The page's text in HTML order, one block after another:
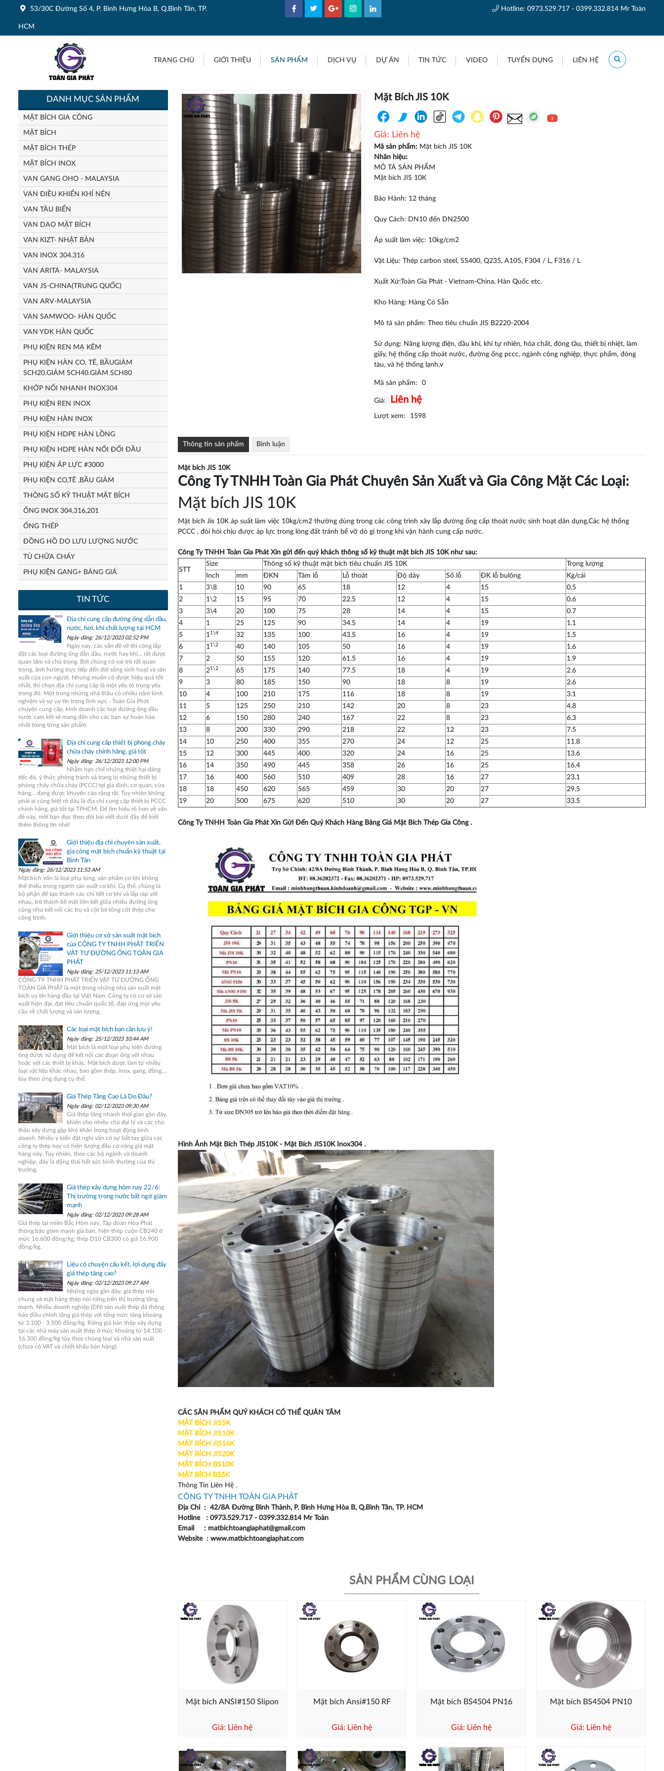
53/30C Đường Số 4, P. Bình Hưng Hòa B, Q.Bình Tân, TP.
HCM
Hotline: 0973.529.717 - 0399.332.814 Mr Toàn
TRANG CHỦ GIỚI THIỆU SẢN PHẨM DỊCH VỤ DỰ ÁN TIN TỨC VIDEO TUYỂN DỤNG LIÊN HỆ
Mặt Bích JIS 10K
Giá: Liên hệ
Mã sản phẩm: Mặt bích JIS 10K
Nhãn hiệu:
MÔ TẢ SẢN PHẨM
Mặt bích JIS 10K
Bảo Hành: 12 tháng
Quy Cách: DN10 đến DN2500
Áp suất làm việc: 10kg/cm2
Vật Liệu: Thép carbon steel, SS400, Q235, A105, F304 / L, F316 / L
Xuất Xứ:Toàn Gia Phát - Vietnam-China, Hàn Quốc etc.
Kho Hàng: Hàng Có Sẵn
Mô tả sản phẩm: Theo tiêu chuẩn JIS B2220-2004
Sử dụng: Năng lượng điện, dầu khí, khí tự nhiên, hóa chất, đóng tầu, thiết bị nhiệt, làm
giấy, hệ thống cấp thoát nước, đường ống pccc, ngành công nghiệp, thực phẩm, đóng
tàu, và hệ thống lạnh,v
Mã sản phẩm: 0
Giá: Liên hệ
Lượt xem: 1598
Thông tin sản phẩm Bình luận
Mặt bích JIS 10K
Công Ty TNHH Toàn Gia Phát Chuyên Sản Xuất và Gia Công Mặt Các Loại:
Mặt bích JIS 10K
Mặt bích Jis 10K áp suất làm việc 10kg/cm2 thường dùng trong các công trình xây lắp đường ống cấp thoát nước sinh hoạt dân dụng,Các hệ thống
PCCC , đòi hỏi chịu được áp lực trong lòng đất tránh bể vỡ dò gỉ trong khi vận hành cung cấp nước.
Công Ty TNHH Toàn Gia Phát Xin gửi đến quý khách thông số kỹ thuật mặt bích JIS 10K như sau:
STT
Size Thông số kỹ thuật mặt bích tiêu chuẩn JIS 10K
Trọng lượng
Inch
mm ĐKN Tâm lỗ Lỗ thoát Độ dày Số lỗ ĐK lỗ bulông
Kg/cái
1
3\8 10 90 65 18 12 4 15
0.5
2
1\2 15 95 70 22.5 12 4 15
0.6
3
3\4 20 100 75 28 14 4 15
0.7
4
1 25 125 90 34.5 14 4 19
1.1
5
11\4 32 135 100 43.5 16 4 19
1.5
6
11\2 40 140 105 50 16 4 19
1.6
7
2 50 155 120 61.5 16 4 19
1.9
8
21\2 65 175 140 77.5 18 4 19
2.6
9
3 80 185 150 90 18 8 19
2.6
10
4 100 210 175 116 18 8 19
3.1
11
5 125 250 210 142 20 8 23
4.8
12
6 150 280 240 167 22 8 23
6.3
13
8 200 330 290 218 22 12 23
7.5
14
10 250 400 355 270 24 12 25
11.8
15
12 300 445 400 320 24 16 25
13.6
16
14 350 490 445 358 26 16 25
16.4
17
16 400 560 510 409 28 16 27
23.1
18
18 450 620 565 459 30 20 27
29.5
19
20 500 675 620 510 30 20 27 33.5
Công Ty TNHH Toàn Gia Phát Xin Gửi Đến Quý Khách Hàng Bảng Giá Mặt Bích Thép Gia Công .
Hình Ảnh Mặt Bích Thép JIS10K - Mặt Bích JIS10K Inox304 .
CÁC SẢN PHẨM QUÝ KHÁCH CÓ THỂ QUẢN TÂM
MẶT BÍCH JIS5K
MẶT BÍCH JIS10K
MẶT BÍCH JIS16K
MẶT BÍCH JIS20K
MẶT BÍCH BS10K
MẶT BÍCH BS5K
Thông Tin Liên Hệ .
CÔNG TY TNHH TOÀN GIA PHÁT
Địa Chỉ : 42/8A Đường Bình Thành, P. Bình Hưng Hòa B, Q.Bình Tân, TP. HCM
Hotline : 0973.529.717 - 0399.332.814 Mr Toàn
Email : matbichtoangiaphat@gmail.com
Website : www.matbichtoangiaphat.com
SẢN PHẨM CÙNG LOẠI
Mặt bích ANSI#150 Slipon
Giá: Liên hệ
Mặt bích Ansi#150 RF
Giá: Liên hệ
Mặt bích BS4504 PN16
Giá: Liên hệ
Mặt bích BS4504 PN10
Giá: Liên hệ
DANH MỤC SẢN PHẨM
MẶT BÍCH GIA CÔNG
MẶT BÍCH
MẶT BÍCH THÉP
MẶT BÍCH INOX
VAN GANG OHO - MALAYSIA
VAN ĐIỀU KHIỂN KHÍ NÉN
VAN TÀU BIỂN
VAN DAO MẶT BÍCH
VAN KIZT- NHẬT BẢN
VAN INOX 304.316
VAN ARITA- MALAYSIA
VAN JS-CHINA(TRUNG QUỐC)
VAN ARV-MALAYSIA
VAN SAMWOO- HÀN QUỐC
VAN YDK HÀN QUỐC
PHỤ KIỆN REN MẠ KẼM
PHỤ KIỆN HÀN CO, TÊ, BẦUGIẢM
SCH20.GIẢM SCH40.GIẢM SCH80
KHỚP NỐI NHANH INOX304
PHỤ KIỆN REN INOX
PHỤ KIỆN HÀN INOX
PHỤ KIỆN HDPE HÀN LỒNG
PHỤ KIỆN HDPE HÀN NỐI ĐỐI ĐẦU
PHỤ KIỆN ÁP LỰC #3000
PHỤ KIỆN CO,TÊ ,BẦU GIẢM
THÔNG SỐ KỸ THUẬT MẶT BÍCH
ỐNG INOX 304,316,201
ỐNG THÉP
ĐỒNG HỒ DO LƯU LƯỢNG NƯỚC
TỦ CHỮA CHÁY
PHỤ KIỆN GANG+ BẢNG GIÁ
TIN TỨC
Địa chỉ cung cấp đường ống dẫn dầu,
nước, hơi, khí chất lượng tại HCM
Ngày đăng: 26/12/2023 02:52 PM
Ngày nay, các vấn đề về thi công lắp
đặt các loại đường ống dẫn dầu, nước hay khí... rất được
quan tâm và chú trọng. Bởi chúng có vai trò rất quan
trọng, ảnh hưởng trực tiếp đến đời sống sinh hoạt và sản
xuất của con người. Nhưng muốn có được hiệu quả tốt
nhất, thì chọn địa chỉ cung cấp là một yếu tố trọng yếu
trong đó. Một trong những nhà thầu có nhiều năm kinh
nghiệm và sự uy tín trong lĩnh vực - Toàn Gia Phát
chuyên cung cấp, kinh doanh các loại đường ống dầu
nước cam kết sẽ mang đến cho các bạn sự hoàn hảo
nhất trong từng sản phẩm.
Địa chỉ cung cấp thiết bị phòng cháy
chữa cháy chính hãng, giá tốt
Ngày đăng: 26/12/2023 12:00 PM
Nhằm hạn chế những thiệt hại đáng
tiếc đó, ý thức phòng tránh và trang bị những thiết bị
phòng cháy chữa cháy (PCCC) tại gia đình, cơ quan, cửa
hàng… đang được khuyến cáo rộng rãi. Tuy nhiên không
phải ai cũng biết rõ đâu là địa chỉ cung cấp thiết bị PCCC
chính hãng, giá tốt tại TPHCM. Để tìm hiểu rõ hơn về vấn
đề này, mời bạn đọc theo dõi bài viết dưới đây để biết
thêm thông tin nhé!
Giới thiệu địa chỉ chuyên sản xuất,
gia công mặt bích chuẩn kỹ thuật tại
Bình Tân
Ngày đăng: 26/12/2023 11:53 AM
Mặt bích vốn là loại phụ tùng, sản phẩm cơ khí không
thể thiếu trong ngành sản xuất cơ khí. Cụ thể, chúng là
bộ phận để tạo thành các chi tiết cơ khí và lắp ráp với
nhau, trở thành bề mặt liên kết giữa nhiều đường ống
cũng như kết nối các trụ và cột bê tông cốt thép cho
công trình.
Giới thiệu cơ sở sản xuất mặt bích
của CÔNG TY TNHH PHÁT TRIỂN
VẬT TƯ ĐƯỜNG ỐNG TOÀN GIA
PHÁT
Ngày đăng: 25/12/2023 11:13 AM
CÔNG TY TNHH PHÁT TRIỂN VẬT TƯ ĐƯỜNG ỐNG
TOÀN GIA PHÁT là một trong những nhà sản xuất mặt
bích uy tín hàng đầu tại Việt Nam. Công ty có cơ sở sản
xuất hiện đại, đạt tiêu chuẩn quốc tế, đáp ứng mọi yêu
cầu về chất lượng và sản lượng.
Các loại mặt bích bạn cần lưu ý!
Ngày đăng: 25/12/2023 10:44 AM
Mặt bích là một loại phụ kiện đường
ống được sử dụng để kết nối các đoạn ống với nhau
hoặc với các thiết bị khác. Mặt bích được làm từ nhiều
loại vật liệu khác nhau, bao gồm thép, inox, gang, đồng,...
tùy theo ứng dụng cụ thể.
Giá Thép Tăng Cao Là Do Đâu?
Ngày đăng: 02/12/2023 09:30 AM
Giá thép tăng nhanh thời gian gần đây,
khiến cho nhiều chủ đại lý và các chủ
thầu xây dựng gặp khó khăn trong hoạt động kinh
doanh. Nhiều ý kiến đặt nghi vấn có sự bắt tay giữa các
công ty thép hay có hiện tượng đầu cơ nâng giá mặt
hàng này. Tuy nhiên, theo các bộ ngành và doanh
nghiệp, đây là động thái hết sức bình thường của thị
trường.
Giá thép xây dựng hôm nay 22/6:
Thị trường trong nước bất ngờ giảm
mạnh
Ngày đăng: 02/12/2023 09:28 AM
Giá thép tại miền Bắc Hôm nay, Tập đoàn Hòa Phát
thông báo giảm mạnh giá bán, hiện thép cuộn CB240 ở
mức 16.600 đồng/kg; thép D10 CB300 có giá 16.900
đồng/kg.
Liệu có chuyện cấu kết, lợi dụng đẩy
giá thép tăng cao?
Ngày đăng: 02/12/2023 09:27 AM
Những ngày gần đây, giá thép nói
chung và mặt hàng thép nói riêng trên thị trường tăng
mạnh. Nhiều doanh nghiệp (DN) sản xuất thép đã thông
báo điều chỉnh tăng giá thép với tổng mức tăng khoảng
từ 3.100 - 3.500 đồng/kg. Riêng giá bán thép xây dựng
tại các nhà máy sản xuất thép ở mức khoảng từ 14.100 -
16.300 đồng/kg tùy theo chủng loại và nhà sản xuất
(chưa có VAT và chiết khấu bán hàng).